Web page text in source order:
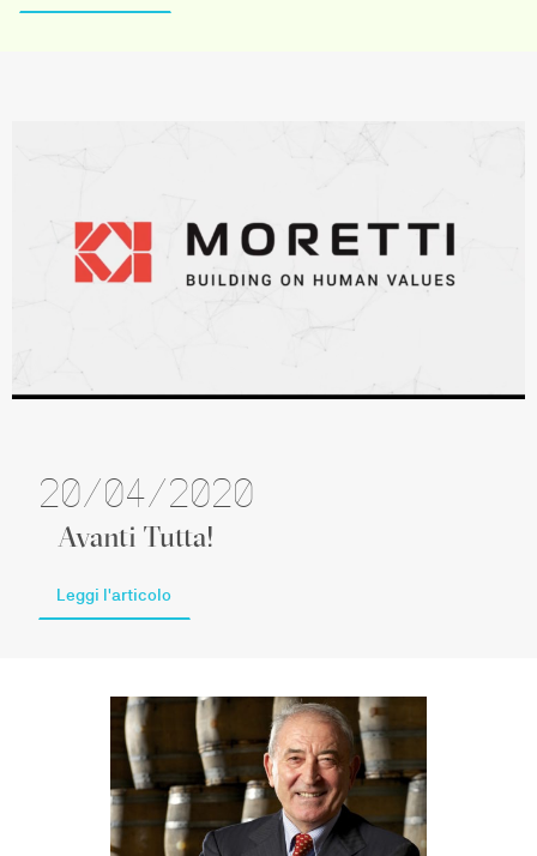
20/04/2020
Avanti Tutta!
Leggi l'articolo